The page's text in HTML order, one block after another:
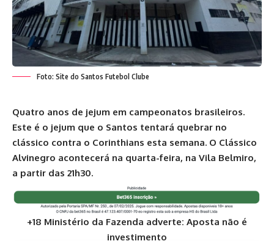
Foto: Site do Santos Futebol Clube
Quatro anos de jejum em campeonatos brasileiros.
Este é o jejum que o Santos tentará quebrar no
clássico contra o Corinthians esta semana. O Clássico
Alvinegro acontecerá na quarta-feira, na Vila Belmiro,
a partir das 21h30.
+18 Ministério da Fazenda adverte: Aposta não é
investimento